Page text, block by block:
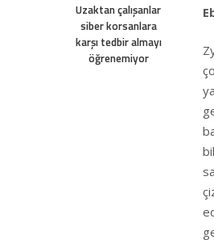
Uzaktan çalışanlar
siber korsanlara
karşı tedbir almayı
öğrenemiyor